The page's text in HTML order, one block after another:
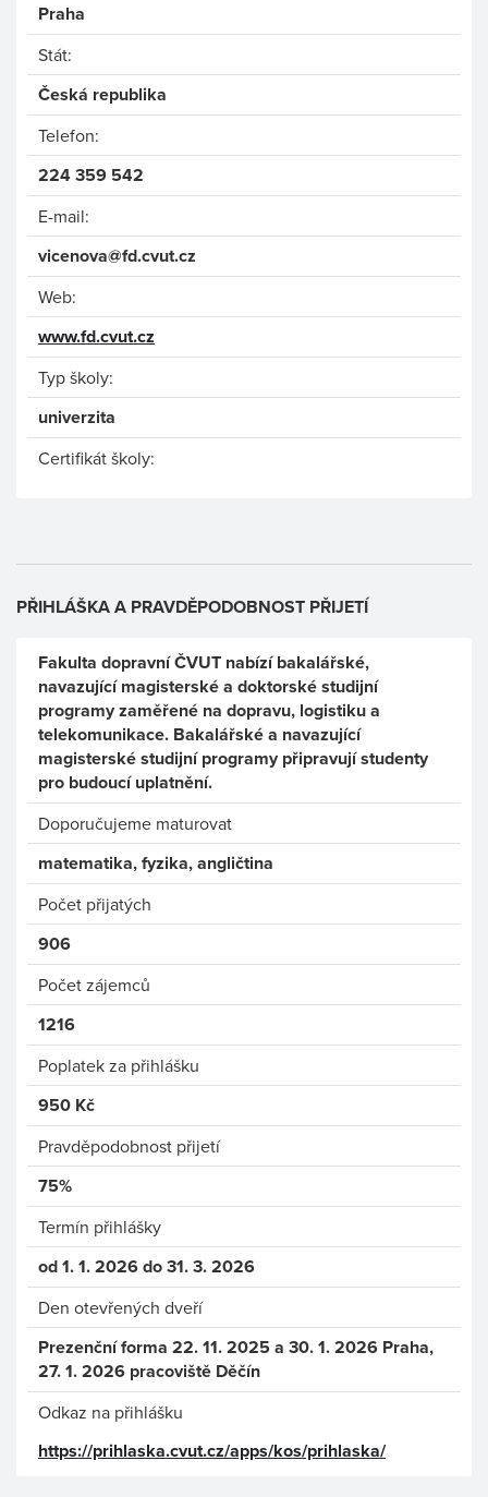
Praha
Stát:
Česká republika
Telefon:
224 359 542
E-mail:
vicenova@fd.cvut.cz
Web:
www.fd.cvut.cz
Typ školy:
univerzita
Certifikát školy:
PŘIHLÁŠKA A PRAVDĚPODOBNOST PŘIJETÍ
Fakulta dopravní ČVUT nabízí bakalářské,
navazující magisterské a doktorské studijní
programy zaměřené na dopravu, logistiku a
telekomunikace. Bakalářské a navazující
magisterské studijní programy připravují studenty
pro budoucí uplatnění.
Doporučujeme maturovat
matematika, fyzika, angličtina
Počet přijatých
906
Počet zájemců
1216
Poplatek za přihlášku
950 Kč
Pravděpodobnost přijetí
75%
Termín přihlášky
od 1. 1. 2026 do 31. 3. 2026
Den otevřených dveří
Prezenční forma 22. 11. 2025 a 30. 1. 2026 Praha,
27. 1. 2026 pracoviště Děčín
Odkaz na přihlášku
https://prihlaska.cvut.cz/apps/kos/prihlaska/